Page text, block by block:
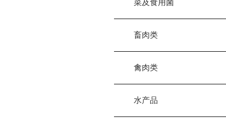
菜及食用菌
畜肉类
禽肉类
水产品